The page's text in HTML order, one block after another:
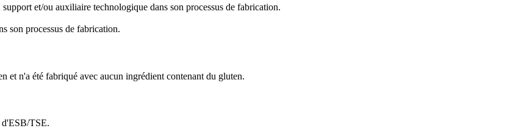
et/ou auxiliaire technologique dans son processus de fabrication.
son processus de fabrication.
et n'a été fabriqué avec aucun ingrédient contenant du gluten.
d'ESB/TSE.